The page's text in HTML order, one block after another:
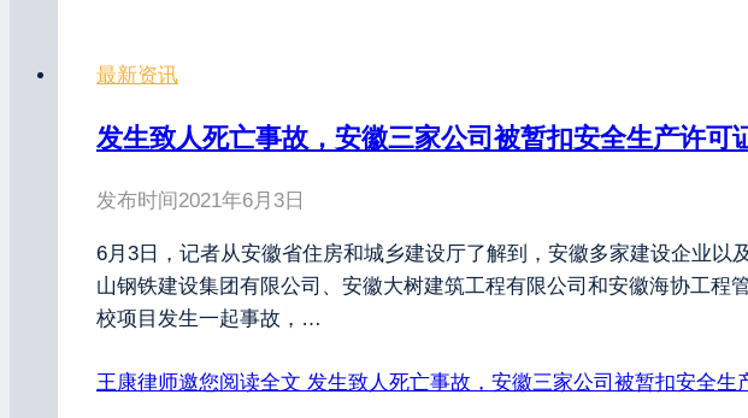
最新资讯
发生致人死亡事故，安徽三家公司被暂扣安全生产许可
发布时间 2021年6月3日
6月3日，记者从安徽省住房和城乡建设厅了解到，安徽多家建设企业
山钢铁建设集团有限公司、安徽大树建筑工程有限公司和安徽海协工
校项目发生一起事故，…
王康律师邀您阅读全文 发生致人死亡事故，安徽三家公司被暂扣安全生